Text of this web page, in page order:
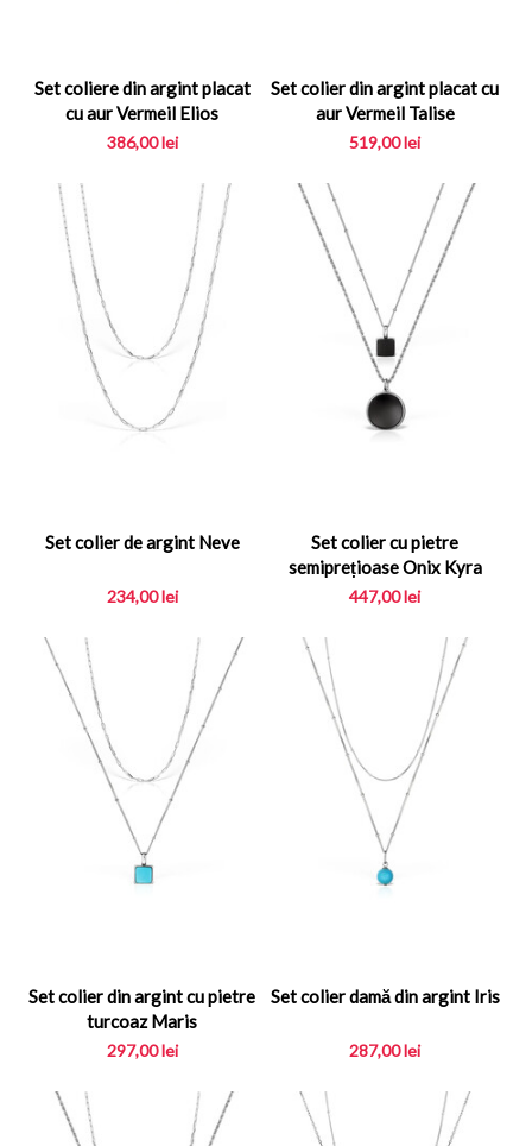
Set coliere din argint placat
cu aur Vermeil Elios
386,00lei
Set colier din argint placat cu
aur Vermeil Talise
519,00lei
Set colier de argint Neve
234,00lei
Set colier cu pietre
semiprețioase Onix Kyra
447,00lei
Set colier din argint cu pietre
turcoaz Maris
297,00lei
Set colier damă din argint Iris
287,00lei